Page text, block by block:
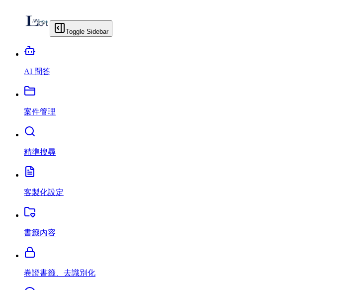
Toggle Sidebar
AI 問答
案件管理
精準搜尋
客製化設定
書籤內容
卷證書籤、去識別化